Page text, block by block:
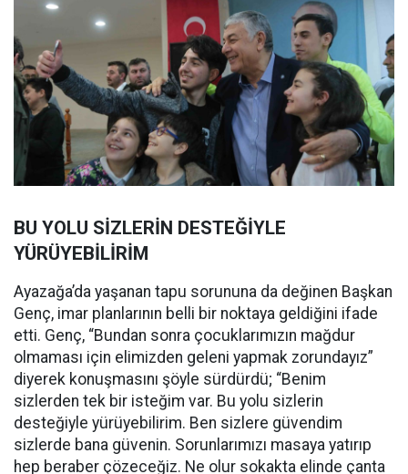
BU YOLU SİZLERİN DESTEĞİYLE
YÜRÜYEBİLİRİM
Ayazağa’da yaşanan tapu sorununa da değinen Başkan
Genç, imar planlarının belli bir noktaya geldiğini ifade
etti. Genç, “Bundan sonra çocuklarımızın mağdur
olmaması için elimizden geleni yapmak zorundayız”
diyerek konuşmasını şöyle sürdürdü; “Benim
sizlerden tek bir isteğim var. Bu yolu sizlerin
desteğiyle yürüyebilirim. Ben sizlere güvendim
sizlerde bana güvenin. Sorunlarımızı masaya yatırıp
hep beraber çözeceğiz. Ne olur sokakta elinde çanta